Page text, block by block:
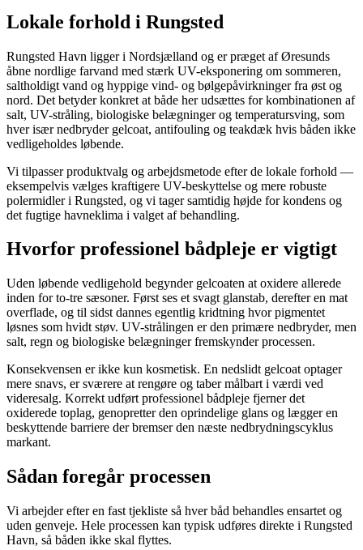
Lokale forhold i Rungsted
Rungsted Havn ligger i Nordsjælland og er præget af Øresunds
åbne nordlige farvand med stærk UV-eksponering om sommeren,
saltholdigt vand og hyppige vind- og bølgepåvirkninger fra øst og
nord. Det betyder konkret at både her udsættes for kombinationen af
salt, UV-stråling, biologiske belægninger og temperatursving, som
hver især nedbryder gelcoat, antifouling og teakdæk hvis båden ikke
vedligeholdes løbende.
Vi tilpasser produktvalg og arbejdsmetode efter de lokale forhold —
eksempelvis vælges kraftigere UV-beskyttelse og mere robuste
polermidler i Rungsted, og vi tager samtidig højde for kondens og
det fugtige havneklima i valget af behandling.
Hvorfor professionel bådpleje er vigtigt
Uden løbende vedligehold begynder gelcoaten at oxidere allerede
inden for to-tre sæsoner. Først ses et svagt glanstab, derefter en mat
overflade, og til sidst dannes egentlig kridtning hvor pigmentet
løsnes som hvidt støv. UV-strålingen er den primære nedbryder, men
salt, regn og biologiske belægninger fremskynder processen.
Konsekvensen er ikke kun kosmetisk. En nedslidt gelcoat optager
mere snavs, er sværere at rengøre og taber målbart i værdi ved
videresalg. Korrekt udført professionel bådpleje fjerner det
oxiderede toplag, genopretter den oprindelige glans og lægger en
beskyttende barriere der bremser den næste nedbrydningscyklus
markant.
Sådan foregår processen
Vi arbejder efter en fast tjekliste så hver båd behandles ensartet og
uden genveje. Hele processen kan typisk udføres direkte i Rungsted
Havn, så båden ikke skal flyttes.